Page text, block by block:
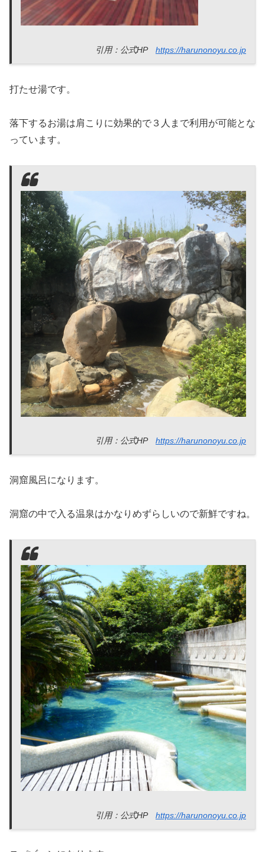
引用：公式HP https://harunonoyu.co.jp
打たせ湯です。
落下するお湯は肩こりに効果的で３人まで利用が可能とな
っています。
引用：公式HP https://harunonoyu.co.jp
洞窟風呂になります。
洞窟の中で入る温泉はかなりめずらしいので新鮮ですね。
引用：公式HP https://harunonoyu.co.jp